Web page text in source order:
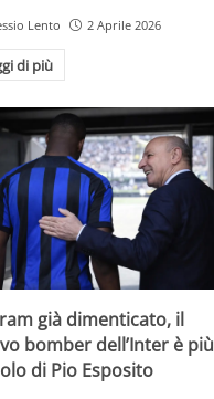
Lento 2 Aprile 2026
di più
già dimenticato, il
bomber dell’Inter è più
di Pio Esposito